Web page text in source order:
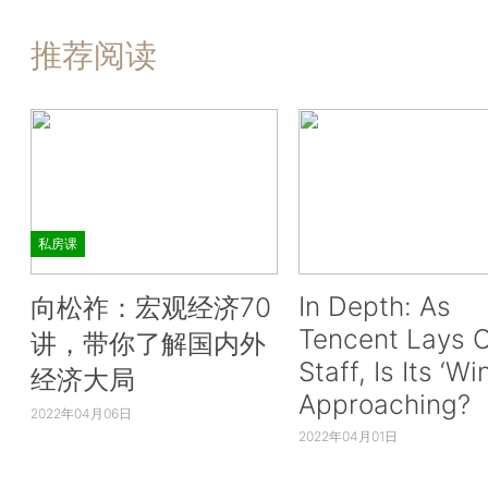
推荐阅读
私房课
向松祚：宏观经济70
讲，带你了解国内外
经济大局
2022年04月06日
In Depth: As
Tencent Lays
Staff, Is Its
Approaching?
2022年04月01日